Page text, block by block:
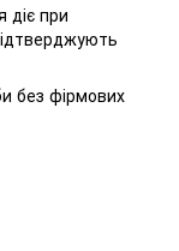
діє при
без фірмових